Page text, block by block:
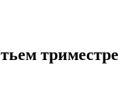
триместре